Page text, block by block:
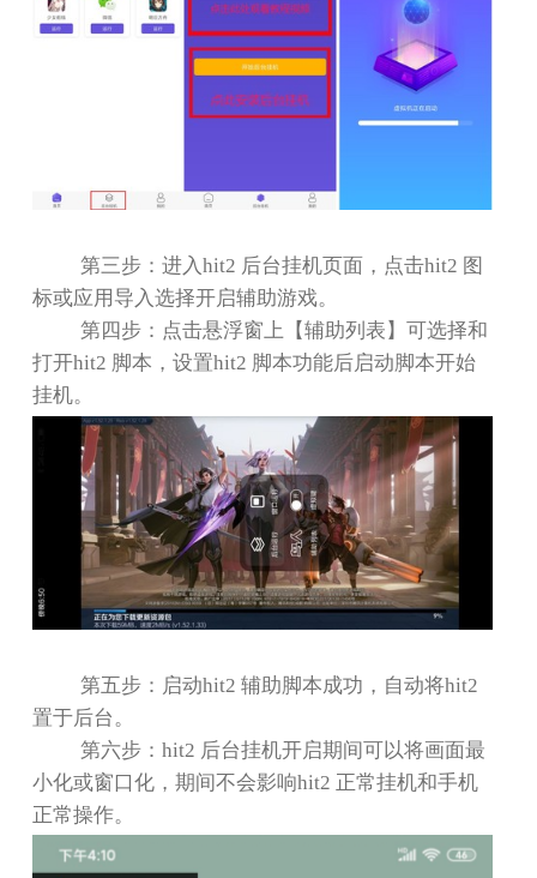
第三步：进入hit2 后台挂机页面，点击hit2 图
标或应用导入选择开启辅助游戏。
第四步：点击悬浮窗上【辅助列表】可选择和
打开hit2 脚本，设置hit2 脚本功能后启动脚本开始
挂机。
第五步：启动hit2辅助脚本成功，自动将hit2
置于后台。
第六步：hit2 后台挂机开启期间可以将画面最
小化或窗口化，期间不会影响hit2 正常挂机和手机
正常操作。